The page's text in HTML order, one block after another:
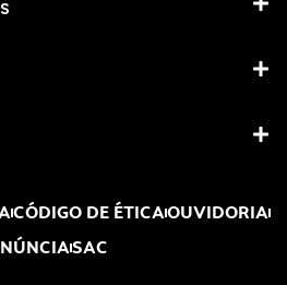
CÓDIGO DE ÉTICAOUVIDORIA
SAC